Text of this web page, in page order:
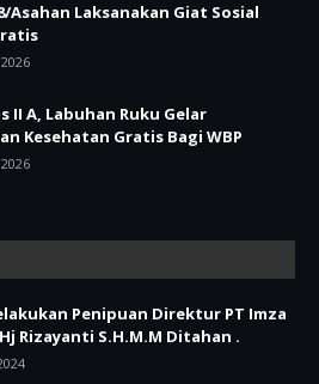
Asahan Laksanakan Giat Sosial
II A, Labuhan Ruku Gelar
Kesehatan Gratis Bagi WBP
Penipuan Direktur PT Imza
Hj Rizayanti S.H.M.M Ditahan .